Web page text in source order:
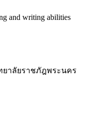
and writing abilities
าลัยราชภัฎพระนคร